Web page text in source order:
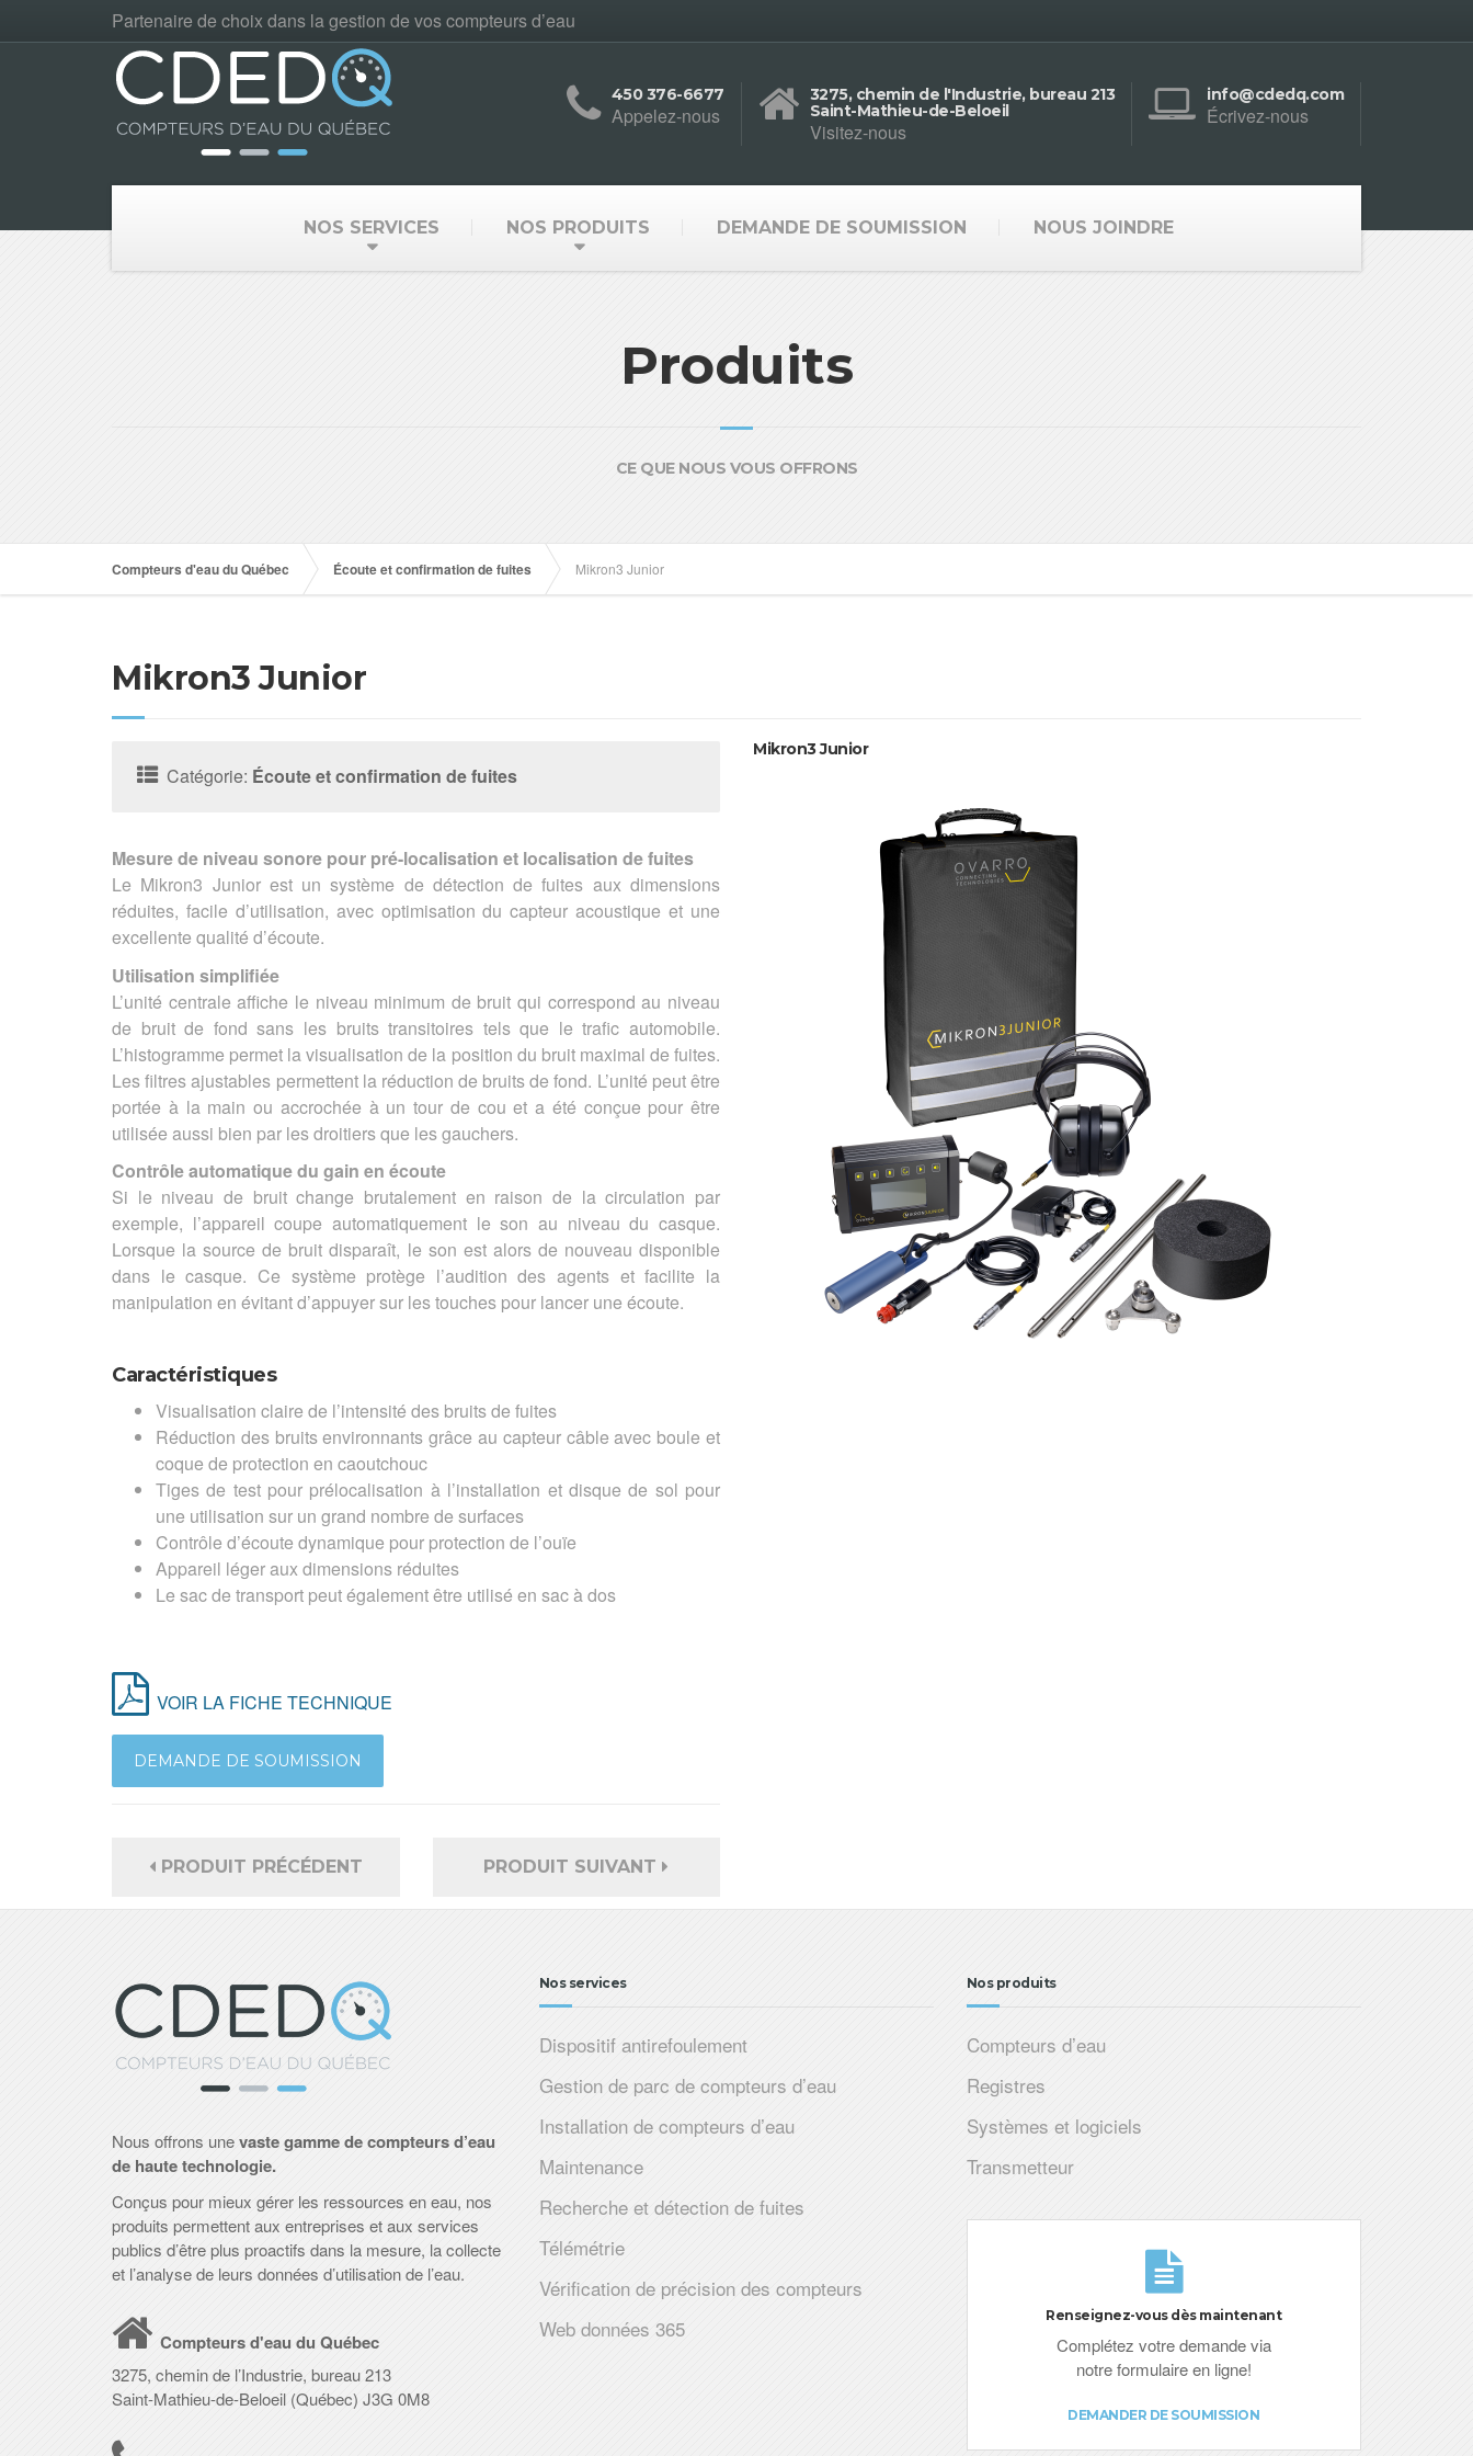
Partenaire de choix dans la gestion de vos compteurs d’eau
450 376-6677
Appelez-nous
3275, chemin de l'Industrie, bureau 213
Saint-Mathieu-de-Beloeil
Visitez-nous
info@cdedq.com
Écrivez-nous
NOS SERVICES NOS PRODUITS DEMANDE DE SOUMISSION NOUS JOINDRE
Produits
CE QUE NOUS VOUS OFFRONS
Compteurs d'eau du Québec Écoute et confirmation de fuites Mikron3 Junior
Mikron3 Junior
Catégorie: Écoute et confirmation de fuites
Mesure de niveau sonore pour pré-localisation et localisation de fuites
Le Mikron3 Junior est un système de détection de fuites aux dimensions
réduites, facile d’utilisation, avec optimisation du capteur acoustique et une
excellente qualité d’écoute.
Utilisation simplifiée
L’unité centrale affiche le niveau minimum de bruit qui correspond au niveau
de bruit de fond sans les bruits transitoires tels que le trafic automobile.
L’histogramme permet la visualisation de la position du bruit maximal de fuites.
Les filtres ajustables permettent la réduction de bruits de fond. L’unité peut être
portée à la main ou accrochée à un tour de cou et a été conçue pour être
utilisée aussi bien par les droitiers que les gauchers.
Contrôle automatique du gain en écoute
Si le niveau de bruit change brutalement en raison de la circulation par
exemple, l’appareil coupe automatiquement le son au niveau du casque.
Lorsque la source de bruit disparaît, le son est alors de nouveau disponible
dans le casque. Ce système protège l’audition des agents et facilite la
manipulation en évitant d’appuyer sur les touches pour lancer une écoute.
Caractéristiques
Visualisation claire de l’intensité des bruits de fuites
Réduction des bruits environnants grâce au capteur câble avec boule et
coque de protection en caoutchouc
Tiges de test pour prélocalisation à l’installation et disque de sol pour
une utilisation sur un grand nombre de surfaces
Contrôle d’écoute dynamique pour protection de l’ouïe
Appareil léger aux dimensions réduites
Le sac de transport peut également être utilisé en sac à dos
VOIR LA FICHE TECHNIQUE
DEMANDE DE SOUMISSION
PRODUIT PRÉCÉDENT PRODUIT SUIVANT
Mikron3 Junior
Nous offrons unevaste gamme de compteurs d’eau
de haute technologie.
Conçus pour mieux gérer les ressources en eau, nos
produits permettent aux entreprises et aux services
publics d’être plus proactifs dans la mesure, la collecte
et l’analyse de leurs données d’utilisation de l’eau.
Compteurs d'eau du Québec
3275, chemin de l’Industrie, bureau 213
Saint-Mathieu-de-Beloeil (Québec) J3G 0M8
Nos services
Dispositif antirefoulement
Gestion de parc de compteurs d’eau
Installation de compteurs d’eau
Maintenance
Recherche et détection de fuites
Télémétrie
Vérification de précision des compteurs
Web données 365
Nos produits
Compteurs d’eau
Registres
Systèmes et logiciels
Transmetteur
Renseignez-vous dès maintenant
Complétez votre demande via
notre formulaire en ligne!
DEMANDER DE SOUMISSION